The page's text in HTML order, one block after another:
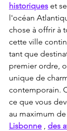
historiques et
l'océan
chose à offrir à
cette ville
tant que
premier ordre,
unique de
contemporain.
ce que vous
au maximum de
Lisbonne
des